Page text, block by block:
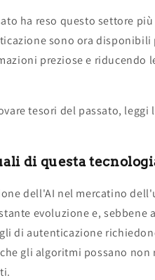
ha reso questo settore
sono ora
preziose e riducendo
tesori del passato,
di questa
dell'AI nel mercatino
evoluzione e, sebbene
di autenticazione
gli algoritmi possano non